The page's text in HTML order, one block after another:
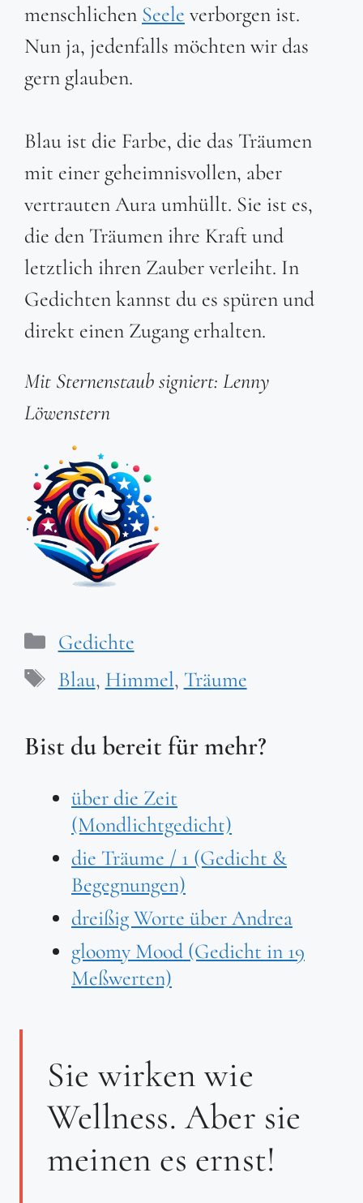
menschlichen Seele verborgen ist.
Nun ja, jedenfalls möchten wir das
gern glauben.
Blau ist die Farbe, die das Träumen
mit einer geheimnisvollen, aber
vertrauten Aura umhüllt. Sie ist es,
die den Träumen ihre Kraft und
letztlich ihren Zauber verleiht. In
Gedichten kannst du es spüren und
direkt einen Zugang erhalten.
Mit Sternenstaub signiert: Lenny
Löwenstern
Kategorien
Gedichte
Schlagwörter
Blau, Himmel, Träume
Bist du bereit für mehr?
über die Zeit
(Mondlichtgedicht)
die Träume / 1 (Gedicht &
Begegnungen)
dreißig Worte über Andrea
gloomy Mood (Gedicht in 19
Meßwerten)
Sie wirken wie
Wellness. Aber sie
meinen es ernst!